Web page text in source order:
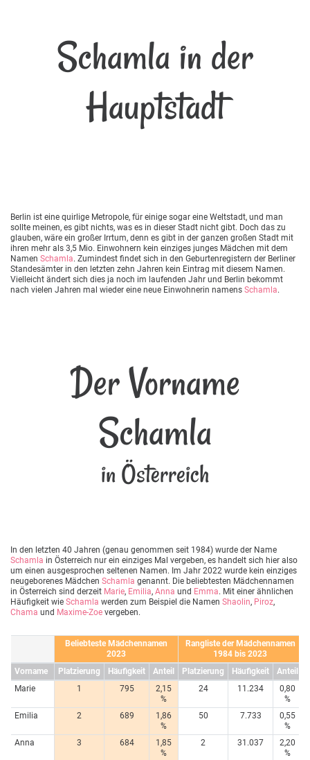
Schamla in der
Hauptstadt
Berlin ist eine quirlige Metropole, für einige sogar eine Weltstadt, und man
sollte meinen, es gibt nichts, was es in dieser Stadt nicht gibt. Doch das zu
glauben, wäre ein großer Irrtum, denn es gibt in der ganzen großen Stadt mit
ihren mehr als 3,5 Mio. Einwohnern kein einziges junges Mädchen mit dem
Namen Schamla. Zumindest findet sich in den Geburtenregistern der Berliner
Standesämter in den letzten zehn Jahren kein Eintrag mit diesem Namen.
Vielleicht ändert sich dies ja noch im laufenden Jahr und Berlin bekommt
nach vielen Jahren mal wieder eine neue Einwohnerin namens Schamla.
Der Vorname
Schamla
in Österreich
In den letzten 40 Jahren (genau genommen seit 1984) wurde der Name
Schamla in Österreich nur ein einziges Mal vergeben, es handelt sich hier also
um einen ausgesprochen seltenen Namen. Im Jahr 2022 wurde kein einziges
neugeborenes Mädchen Schamla genannt. Die beliebtesten Mädchennamen
in Österreich sind derzeit Marie, Emilia, Anna und Emma. Mit einer ähnlichen
Häufigkeit wie Schamla werden zum Beispiel die Namen Shaolin, Piroz,
Chama und Maxime-Zoe vergeben.
Beliebteste Mädchennamen
2023
Rangliste der Mädchennamen
1984 bis 2023
Vorname
Platzierung Häufigkeit Anteil Platzierung Häufigkeit
Anteil
Marie
1 795
2,15
%
24 11.234
0,80
%
Emilia
2 689
1,86
%
50 7.733
0,55
%
Anna
3 684
1,85
%
2 31.037
2,20
%